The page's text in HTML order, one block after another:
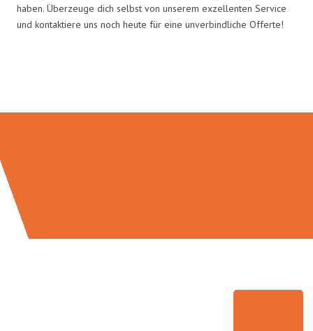
haben. Überzeuge dich selbst von unserem exzellenten Service
und kontaktiere uns noch heute für eine unverbindliche Offerte!